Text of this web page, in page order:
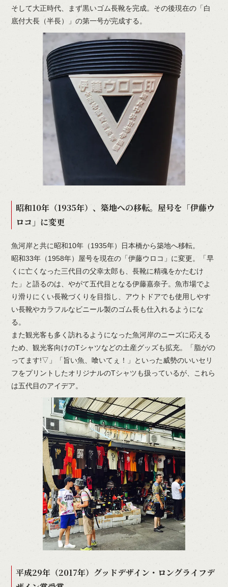
そして大正時代、まず黒いゴム長靴を完成。その後現在の「白
底付大長（半長）」の第一号が完成する。
昭和10年（1935年）、築地への移転。屋号を「伊藤ウ
ロコ」に変更
魚河岸と共に昭和10年（1935年）日本橋から築地へ移転。
昭和33年（1958年）屋号を現在の「伊藤ウロコ」に変更。「早
くに亡くなった三代目の父幸太郎も、長靴に精魂をかたむけ
た」と語るのは、やがて五代目となる伊藤嘉奈子。魚市場でよ
り滑りにくい長靴づくりを目指し、アウトドアでも使用しやす
い長靴やカラフルなビニール製のゴム長も仕入れるようにな
る。
また観光客も多く訪れるようになった魚河岸のニーズに応える
ため、観光客向けのTシャツなどの土産グッズも拡充。「脂がの
ってます!▽」「旨い魚、喰いてぇ！」といった威勢のいいセリ
フをプリントしたオリジナルのTシャツも扱っているが、これら
は五代目のアイデア。
平成29年（2017年）グッドデザイン・ロングライフデ